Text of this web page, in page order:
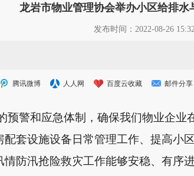
龙岩市物业管理协会举办小区给排
发布时间：2022-08-26
腾讯微博 人人网 百度云收藏 邮件分享
预警和应急体制，确保我们物业企
套设施设备日常管理工作、提高小
防汛抢险救灾工作能够安稳、有序